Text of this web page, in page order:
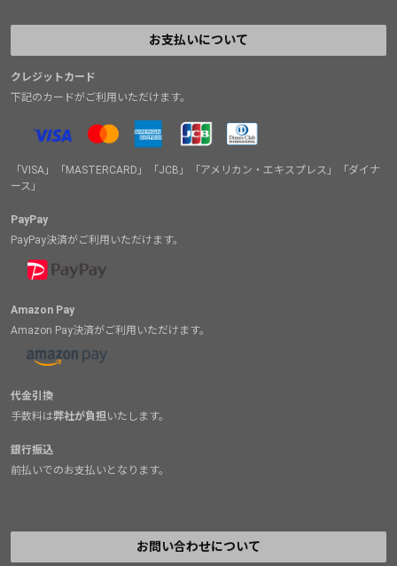
お支払いについて
クレジットカード
下記のカードがご利用いただけます。
「VISA」「MASTERCARD」「JCB」「アメリカン・エキスプレス」「ダイナ
ース」
PayPay
PayPay決済がご利用いただけます。
Amazon Pay
Amazon Pay決済がご利用いただけます。
代金引換
手数料は弊社が負担いたします。
銀行振込
前払いでのお支払いとなります。
お問い合わせについて